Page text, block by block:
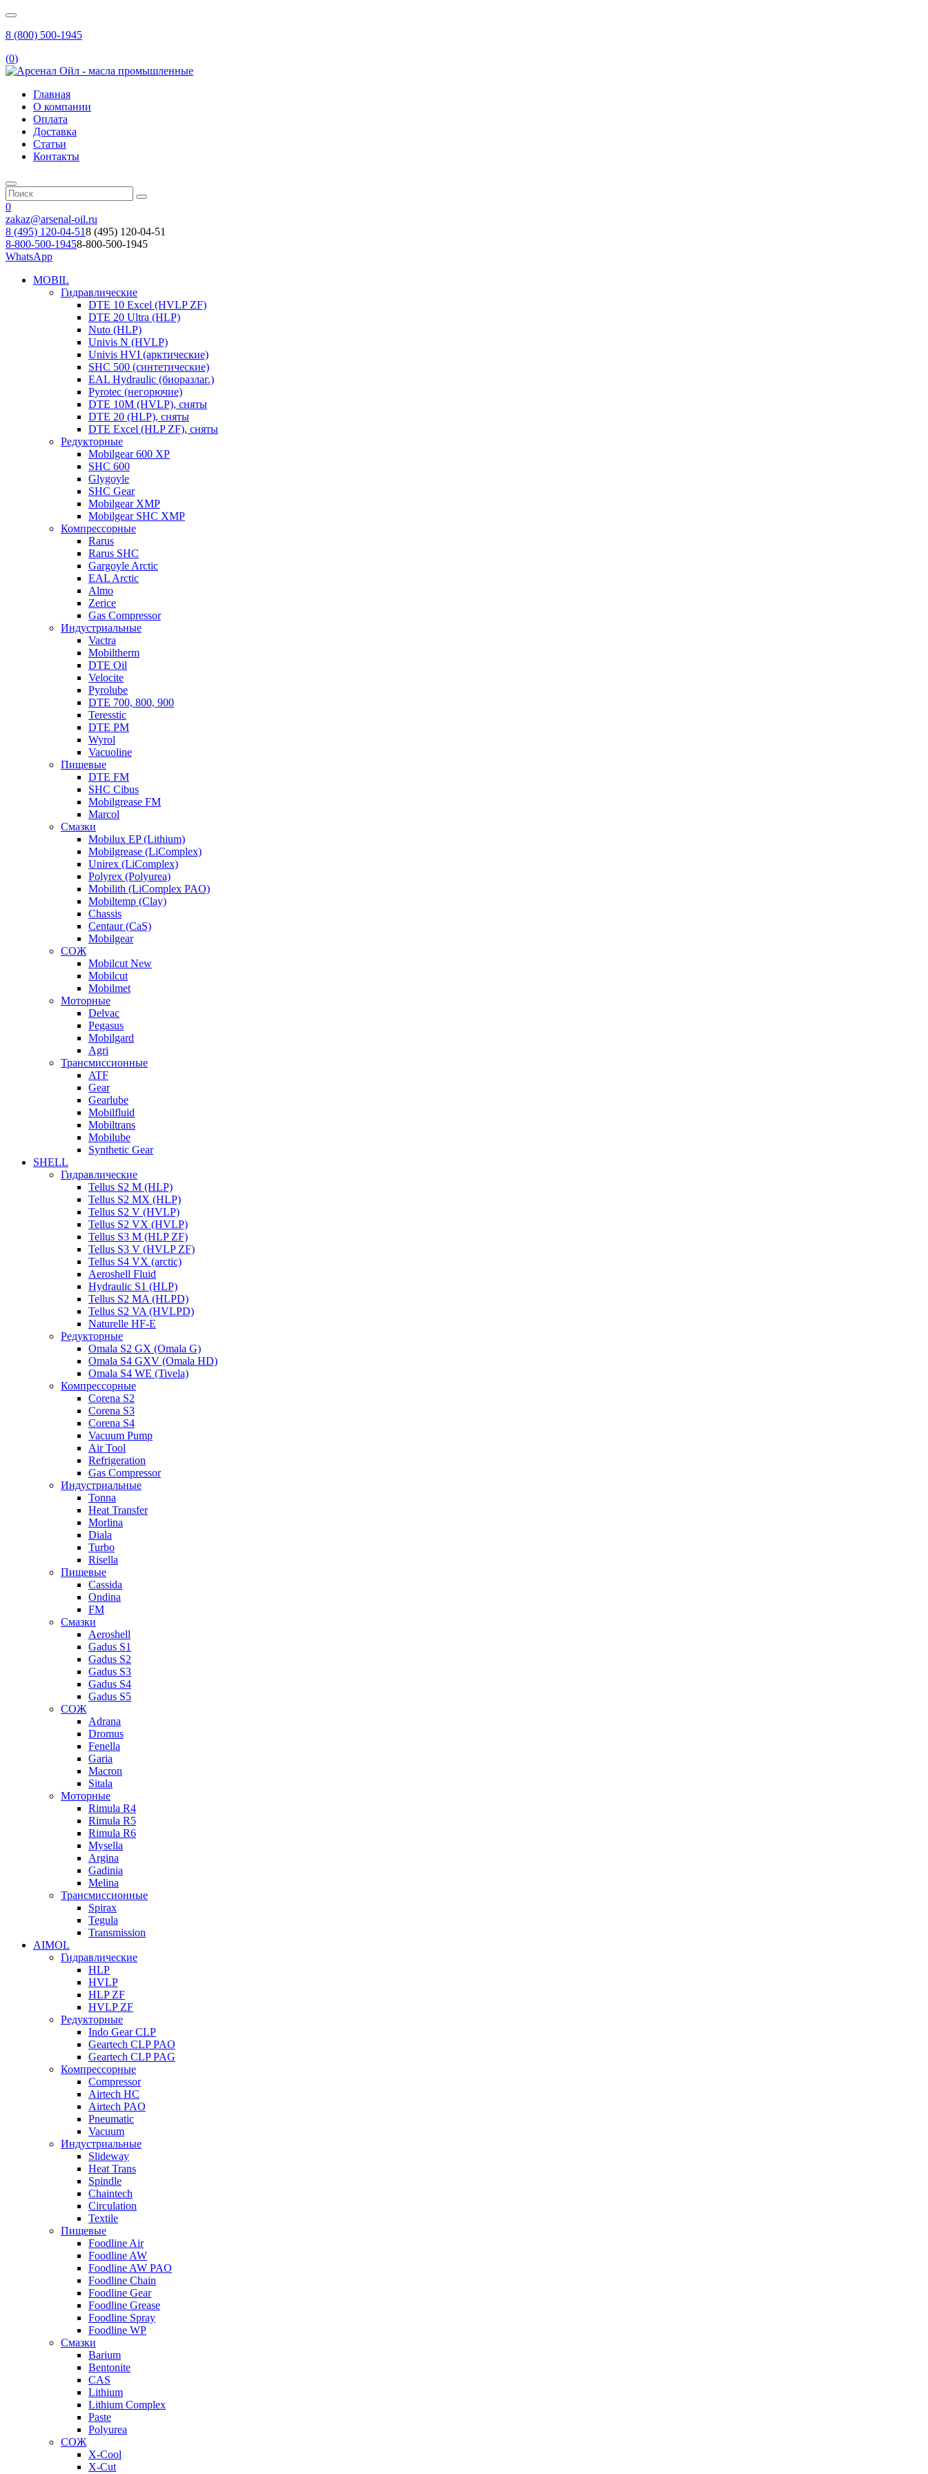
8 (800) 500-1945
(0)
Главная
О компании
Оплата
Доставка
Статьи
Контакты
0
zakaz@arsenal-oil.ru
8 (495) 120-04-518 (495) 120-04-51
8-800-500-19458-800-500-1945
WhatsApp
MOBIL
Гидравлические
DTE 10 Excel (HVLP ZF)
DTE 20 Ultra (HLP)
Nuto (HLP)
Univis N (HVLP)
Univis HVI (арктические)
SHC 500 (синтетические)
EAL Hydraulic (биоразлаг.)
Pyrotec (негорючие)
DTE 10M (HVLP), сняты
DTE 20 (HLP), сняты
DTE Excel (HLP ZF), сняты
Редукторные
Mobilgear 600 XP
SHC 600
Glygoyle
SHC Gear
Mobilgear XMP
Mobilgear SHC XMP
Компрессорные
Rarus
Rarus SHC
Gargoyle Arctic
EAL Arctic
Almo
Zerice
Gas Compressor
Индустриальные
Vactra
Mobiltherm
DTE Oil
Velocite
Pyrolube
DTE 700, 800, 900
Teresstic
DTE PM
Wyrol
Vacuoline
Пищевые
DTE FM
SHC Cibus
Mobilgrease FM
Marcol
Смазки
Mobilux EP (Lithium)
Mobilgrease (LiComplex)
Unirex (LiComplex)
Polyrex (Polyurea)
Mobilith (LiComplex PAO)
Mobiltemp (Clay)
Chassis
Centaur (CaS)
Mobilgear
СОЖ
Mobilcut New
Mobilcut
Mobilmet
Моторные
Delvac
Pegasus
Mobilgard
Agri
Трансмиссионные
ATF
Gear
Gearlube
Mobilfluid
Mobiltrans
Mobilube
Synthetic Gear
SHELL
Гидравлические
Tellus S2 M (HLP)
Tellus S2 MХ (HLP)
Tellus S2 V (HVLP)
Tellus S2 VX (HVLP)
Tellus S3 M (HLP ZF)
Tellus S3 V (HVLP ZF)
Tellus S4 VX (arctic)
Aeroshell Fluid
Hydraulic S1 (HLP)
Tellus S2 MA (HLPD)
Tellus S2 VA (HVLPD)
Naturelle HF-E
Редукторные
Omala S2 GX (Omala G)
Omala S4 GXV (Omala HD)
Omala S4 WE (Tivela)
Компрессорные
Corena S2
Corena S3
Corena S4
Vacuum Pump
Air Tool
Refrigeration
Gas Compressor
Индустриальные
Tonna
Heat Transfer
Morlina
Diala
Turbo
Risella
Пищевые
Cassida
Ondina
FM
Смазки
Aeroshell
Gadus S1
Gadus S2
Gadus S3
Gadus S4
Gadus S5
СОЖ
Adrana
Dromus
Fenella
Garia
Macron
Sitala
Моторные
Rimula R4
Rimula R5
Rimula R6
Mysella
Argina
Gadinia
Melina
Трансмиссионные
Spirax
Tegula
Transmission
AIMOL
Гидравлические
HLP
HVLP
HLP ZF
HVLP ZF
Редукторные
Indo Gear CLP
Geartech CLP PAO
Geartech CLP PAG
Компрессорные
Compressor
Airtech HC
Airtech PAO
Pneumatic
Vacuum
Индустриальные
Slideway
Heat Trans
Spindle
Chaintech
Circulation
Textile
Пищевые
Foodline Air
Foodline AW
Foodline AW PAO
Foodline Chain
Foodline Gear
Foodline Grease
Foodline Spray
Foodline WP
Смазки
Barium
Bentonite
CAS
Lithium
Lithium Complex
Paste
Polyurea
СОЖ
X-Cool
X-Cut